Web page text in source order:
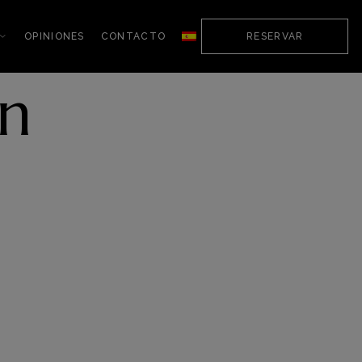
OPINIONES CONTACTO RESERVAR